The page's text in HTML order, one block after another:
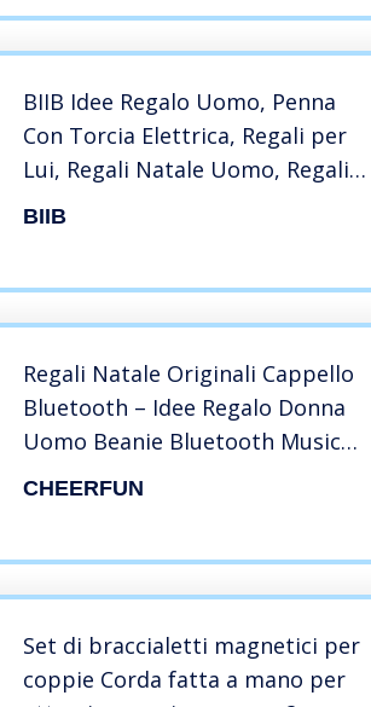
BIIB Idee Regalo Uomo, Penna
Con Torcia Elettrica, Regali per
Lui, Regali Natale Uomo, Regali
per Papà/Nonno, Gadget Idee
BIIB
Regali Natale Originali Cappello
Bluetooth – Idee Regalo Donna
Uomo Beanie Bluetooth Musica
Berretto, Idee Regali Natale
CHEERFUN
Set di braccialetti magnetici per
coppie Corda fatta a mano per